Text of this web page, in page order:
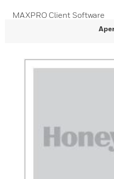
MAXPRO Client Software